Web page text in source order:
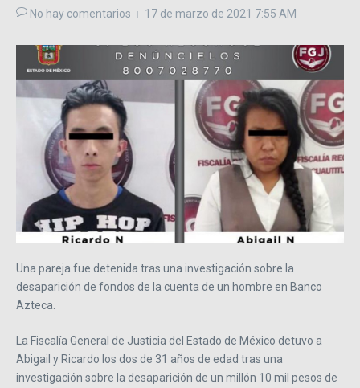
No hay comentarios 17 de marzo de 2021 7:55 AM
Una pareja fue detenida tras una investigación sobre la
desaparición de fondos de la cuenta de un hombre en Banco
Azteca.
La Fiscalía General de Justicia del Estado de México detuvo a
Abigail y Ricardo los dos de 31 años de edad tras una
investigación sobre la desaparición de un millón 10 mil pesos de